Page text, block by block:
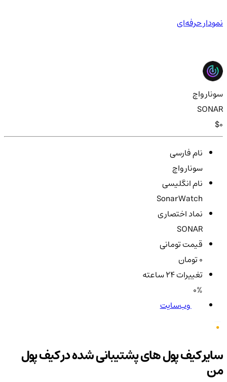
نمودار حرفه‌ای
سونار واچ
SONAR
$0
نام فارسی
سونار واچ
نام انگلیسی
SonarWatch
نماد اختصاری
SONAR
قیمت تومانی
تغییرات ۲۴ ساعته
0%
وب‌سایت
سایر کیف پول های پشتیبانی شده در کیف پول
من